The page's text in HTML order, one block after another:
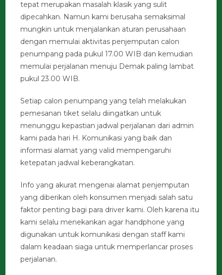
tepat merupakan masalah klasik yang sulit
dipecahkan. Namun kami berusaha semaksimal
mungkin untuk menjalankan aturan perusahaan
dengan memulai aktivitas penjemputan calon
penumpang pada pukul 17.00 WIB dan kemudian
memulai perjalanan menuju Demak paling lambat
pukul 23.00 WIB.
Setiap calon penumpang yang telah melakukan
pemesanan tiket selalu diingatkan untuk
menunggu kepastian jadwal perjalanan dari admin
kami pada hari H. Komunikasi yang baik dan
informasi alamat yang valid mempengaruhi
ketepatan jadwal keberangkatan.
Info yang akurat mengenai alamat penjemputan
yang diberikan oleh konsumen menjadi salah satu
faktor penting bagi para driver kami. Oleh karena itu
kami selalu menekankan agar handphone yang
digunakan untuk komunikasi dengan staff kami
dalam keadaan siaga untuk memperlancar proses
perjalanan.